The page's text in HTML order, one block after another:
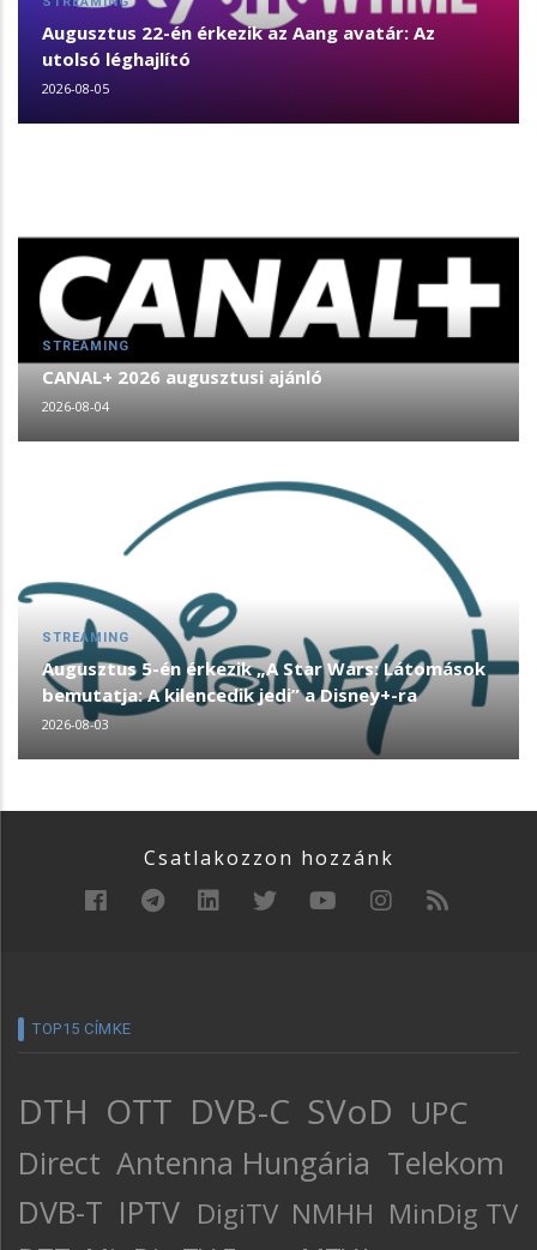
Augusztus 22-én érkezik az Aang avatár: Az
utolsó léghajlító
2026-08-05
STREAMING
CANAL+ 2026 augusztusi ajánló
2026-08-04
STREAMING
Augusztus 5-én érkezik „A Star Wars: Látomások
bemutatja: A kilencedik jedi” a Disney+-ra
2026-08-03
Csatlakozzon hozzánk
TOP15 CÍMKE
DTH OTT DVB-C SVoD UPC
Direct Antenna Hungária Telekom
DVB-T IPTV DigiTV NMHH MinDig TV